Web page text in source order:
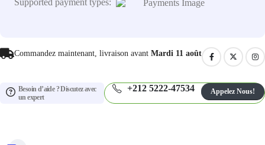
Commandez maintenant, livraison avant Mardi 11 août
Besoin d’aide ? Discutez avec
un expert
+212 5222-47534 Appelez Nous!